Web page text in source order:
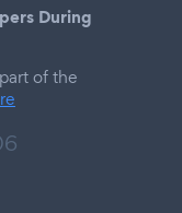
During
of the